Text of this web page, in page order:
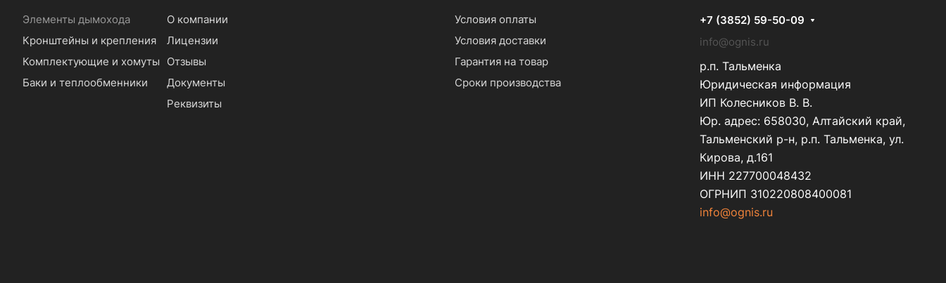
Элементы дымохода
Кронштейны и крепления
Комплектующие и хомуты
Баки и теплообменники
О компании
Лицензии
Отзывы
Документы
Реквизиты
Условия оплаты
Условия доставки
Гарантия на товар
Сроки производства
+7 (3852) 59-50-09
info@ognis.ru
р.п. Тальменка
Юридическая информация
ИП Колесников В. В.
Юр. адрес: 658030, Алтайский край,
Тальменский р-н, р.п. Тальменка, ул.
Кирова, д.161
ИНН 227700048432
ОГРНИП 310220808400081
info@ognis.ru